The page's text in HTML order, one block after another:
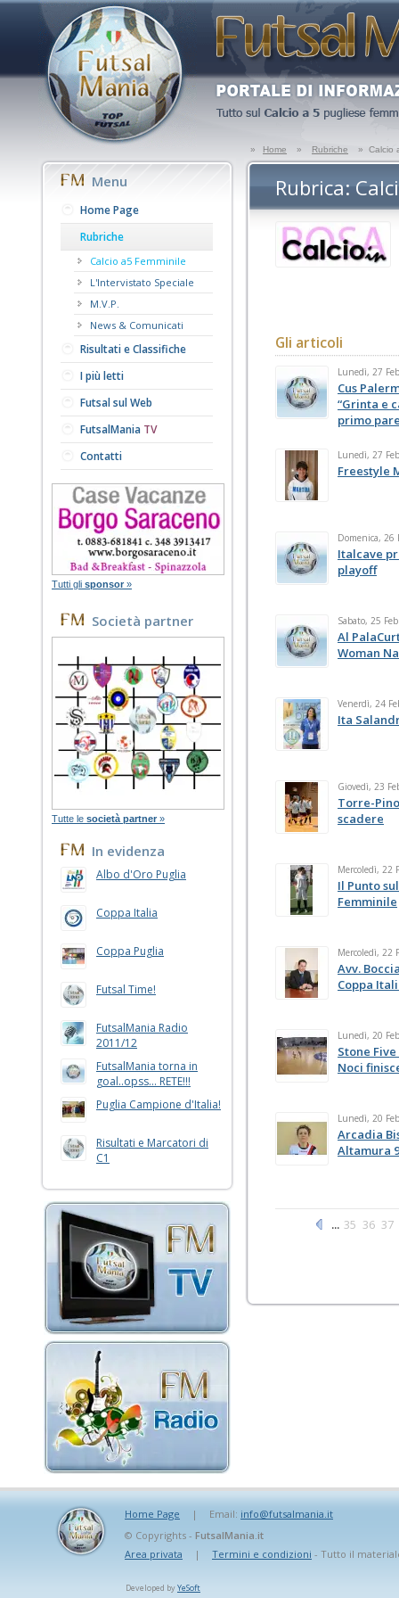
» Home » Rubriche » Calcio
Menu
Home Page
Rubriche
Calcio a5 Femminile
L'Intervistato Speciale
M.V.P.
News & Comunicati
Risultati e Classifiche
I più letti
Futsal sul Web
FutsalMania TV
Contatti
Tutti gli sponsor »
Società partner
Tutte le società partner »
In evidenza
Albo d'Oro Puglia
Coppa Italia
Coppa Puglia
Futsal Time!
FutsalMania Radio
2011/12
FutsalMania torna in
goal..opss... RETE!!!
Puglia Campione d'Italia!
Risultati e Marcatori di
C1
Rubrica:
Gli articoli
Lunedì, 27
Cus
“Grinta e
primo
Lunedì, 27
Freestyle
Domenica, 26
Italcave
playoff
Sabato, 25
Al
Woman
Venerdì, 24
Ita
Giovedì, 23
Torre-
scadere
Mercoledì, 22
Il Punto
Femminile
Mercoledì, 22
Avv.
Coppa
Lunedì, 20
Stone
Noci
Lunedì, 20
Arcadia
Altamura
... 35 36 37
Home Page | Email: info@futsalmania.it
© Copyrights - FutsalMania.it
Area privata
| Termini e condizioni - Tutto il
Developed byYeSoft